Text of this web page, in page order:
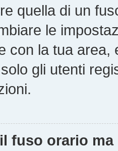
quella di un
le
con la tua area,
gli utenti
fuso orario ma